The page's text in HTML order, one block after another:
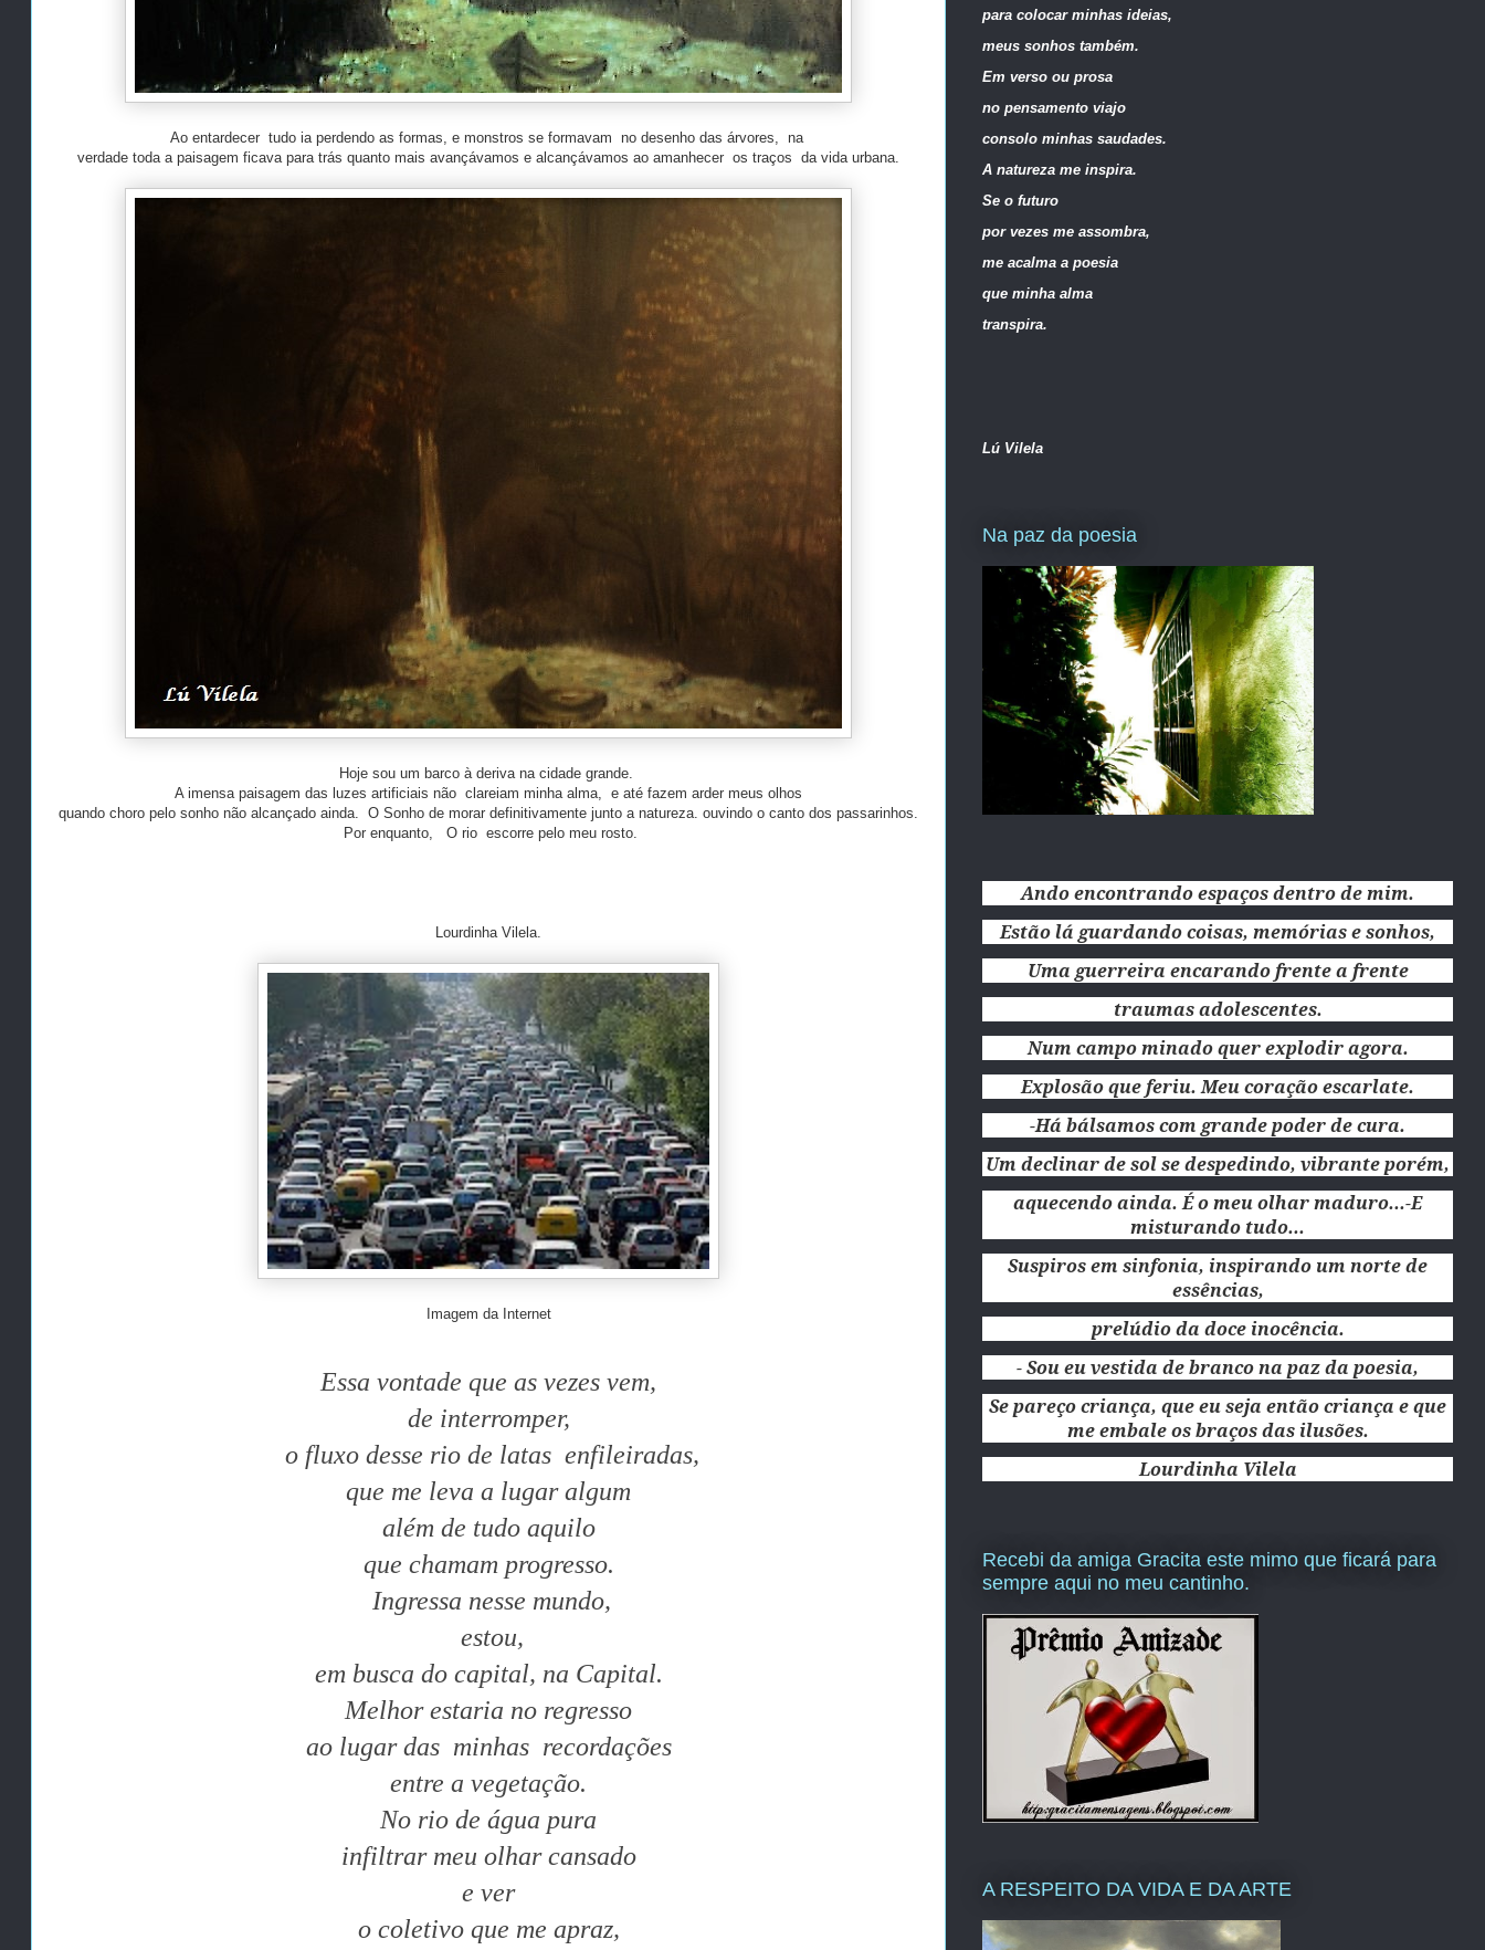
Ao entardecer tudo ia perdendo as formas, e monstros se formavam no desenho das árvores, na
verdade toda a paisagem ficava para trás quanto mais avançávamos e alcançávamos ao amanhecer os traços da vida urbana.
Hoje sou um barco à deriva na cidade grande.
A imensa paisagem das luzes artificiais não clareiam minha alma, e até fazem arder meus olhos
quando choro pelo sonho não alcançado ainda. O Sonho de morar definitivamente junto a natureza. ouvindo o canto dos passarinhos.
Por enquanto, O rio escorre pelo meu rosto.
Lourdinha Vilela.
Imagem da Internet
Essa vontade que as vezes vem,
de interromper,
o fluxo desse rio de latas enfileiradas,
que me leva a lugar algum
além de tudo aquilo
que chamam progresso.
Ingressa nesse mundo,
estou,
em busca do capital, na Capital.
Melhor estaria no regresso
ao lugar das minhas recordações
entre a vegetação.
No rio de água pura
infiltrar meu olhar cansado
e ver
o coletivo que me apraz,
para colocar minhas ideias,
meus sonhos também.
Em verso ou prosa
no pensamento viajo
consolo minhas saudades.
A natureza me inspira.
Se o futuro
por vezes me assombra,
me acalma a poesia
que minha alma
transpira.
Lú Vilela
Na paz da poesia
Ando encontrando espaços dentro de mim.
Estão lá guardando coisas, memórias e sonhos,
Uma guerreira encarando frente a frente
traumas adolescentes.
Num campo minado quer explodir agora.
Explosão que feriu. Meu coração escarlate.
-Há bálsamos com grande poder de cura.
Um declinar de sol se despedindo, vibrante porém,
aquecendo ainda. É o meu olhar maduro...-E
misturando tudo...
Suspiros em sinfonia, inspirando um norte de
essências,
prelúdio da doce inocência.
- Sou eu vestida de branco na paz da poesia,
Se pareço criança, que eu seja então criança e que
me embale os braços das ilusões.
Lourdinha Vilela
Recebi da amiga Gracita este mimo que ficará para
sempre aqui no meu cantinho.
A RESPEITO DA VIDA E DA ARTE